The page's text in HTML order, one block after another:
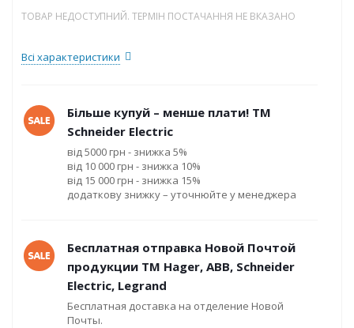
ТОВАР НЕДОСТУПНИЙ. ТЕРМІН ПОСТАЧАННЯ НЕ ВКАЗАНО
Всі характеристики
Більше купуй – менше плати! ТМ
Schneider Electric
від 5000 грн - знижка 5%
від 10 000 грн - знижка 10%
від 15 000 грн - знижка 15%
додаткову знижку – уточнюйте у менеджера
Бесплатная отправка Новой Почтой
продукции ТМ Hager, ABB, Schneider
Electric, Legrand
Бесплатная доставка на отделение Новой
Почты.